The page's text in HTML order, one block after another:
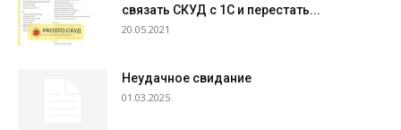
связать СКУД с 1С и перестать...
20.05.2021
Неудачное свидание
01.03.2025